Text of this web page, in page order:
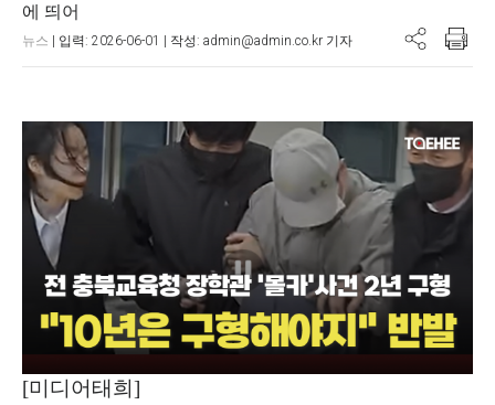
에 띄어
뉴스 | 입력: 2026-06-01 | 작성: admin@admin.co.kr 기자
[미디어태희 ]